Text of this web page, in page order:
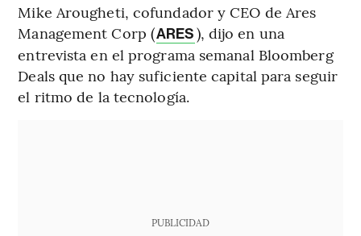
Mike Arougheti, cofundador y CEO de Ares
Management Corp (ARES), dijo en una
entrevista en el programa semanal Bloomberg
Deals que no hay suficiente capital para seguir
el ritmo de la tecnología.
PUBLICIDAD